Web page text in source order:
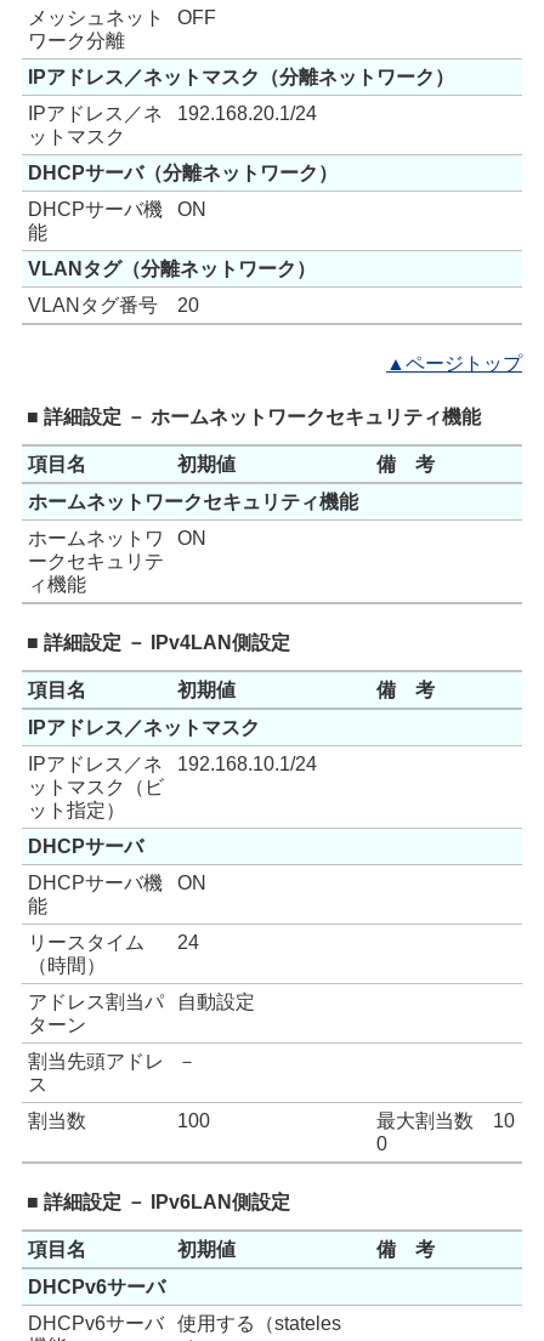
メッシュネット
ワーク分離
OFF
IPアドレス／ネットマスク（分離ネットワーク）
IPアドレス／ネ
ットマスク
192.168.20.1/24
DHCPサーバ（分離ネットワーク）
DHCPサーバ機
能
ON
VLANタグ（分離ネットワーク）
VLANタグ番号
20
▲ページトップ
■ 詳細設定 － ホームネットワークセキュリティ機能
項目名 初期値
備 考
ホームネットワークセキュリティ機能
ホームネットワ
ークセキュリテ
ィ機能
ON
■ 詳細設定 － IPv4LAN側設定
項目名 初期値
備 考
IPアドレス／ネットマスク
IPアドレス／ネ
ットマスク（ビ
ット指定）
192.168.10.1/24
DHCPサーバ
DHCPサーバ機
能
ON
リースタイム
（時間）
24
アドレス割当パ
ターン
自動設定
割当先頭アドレ
ス
－
割当数 100
最大割当数 10
0
■ 詳細設定 － IPv6LAN側設定
項目名 初期値
備 考
DHCPv6サーバ
DHCPv6サーバ
使用する（stateles